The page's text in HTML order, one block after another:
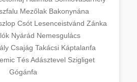
Mezőlak Bakonynána
Csót Lesenceistvánd Zánka
Nyárád Nemesgulács
Csajág Takácsi Káptalanfa
TésAdásztevel Szigliget
Gógánfa